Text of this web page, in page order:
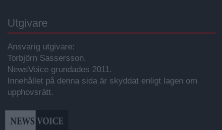
Utgivare
Ansvarig utgivare:
Torbjörn Sassersson.
NewsVoice grundades 2011.
Innehållet på denna sida är skyddat enligt lagen om
upphovsrätt.